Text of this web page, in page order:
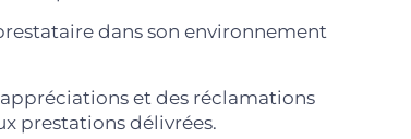
dans son environnement
et des réclamations
prestations délivrées.